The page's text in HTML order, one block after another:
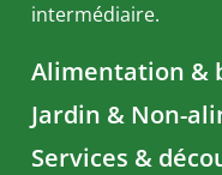
intermédiaire.
Alimentation &
Jardin & Non-
Services &